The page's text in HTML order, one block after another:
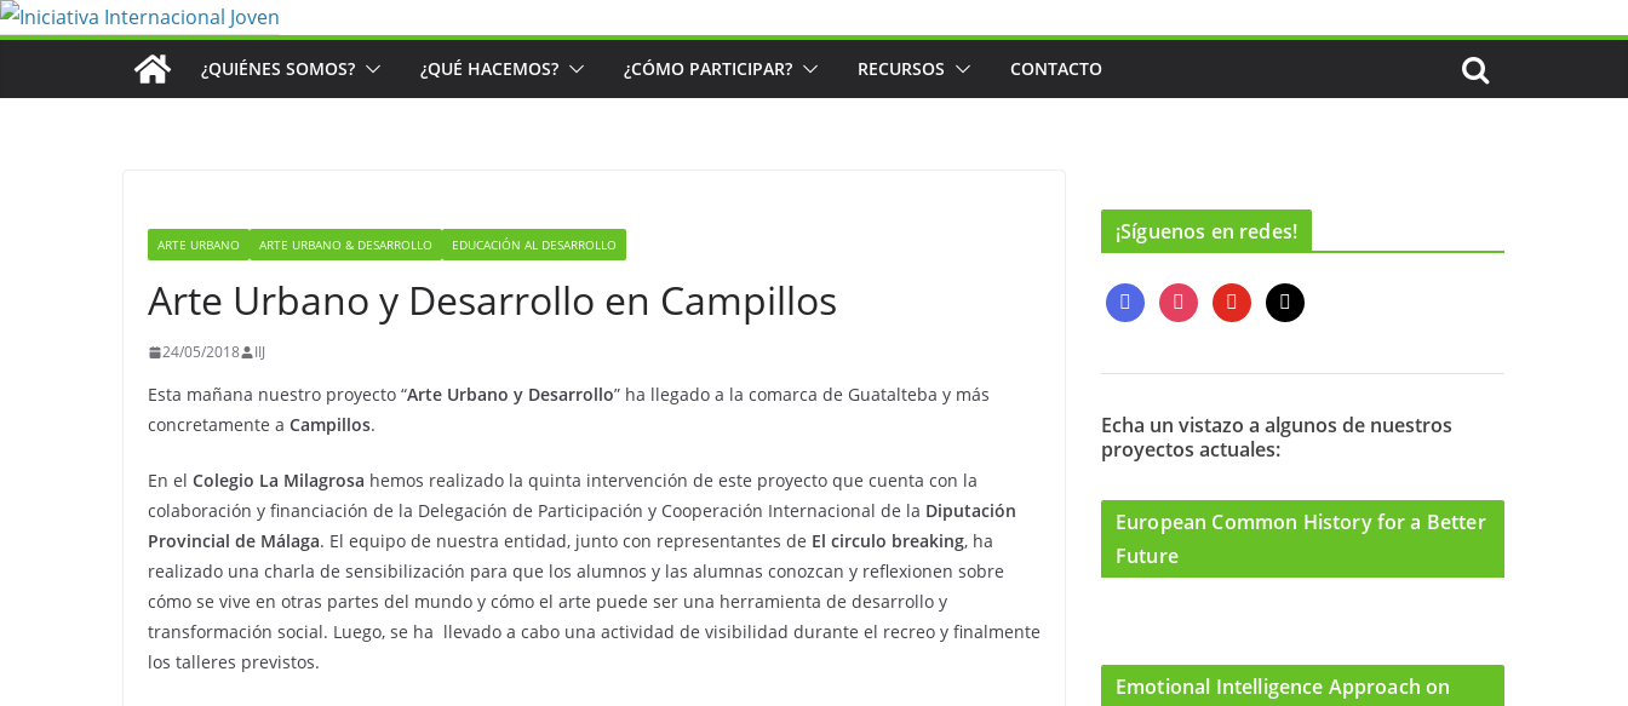
Saltar
¿QUIÉNES SOMOS? ¿QUÉ HACEMOS? ¿CÓMO PARTICIPAR? RECURSOS CONTACTO
ARTE URBANO ARTE URBANO & DESARROLLO EDUCACIÓN AL DESARROLLO
Arte Urbano y Desarrollo en Campillos
24/05/2018 IIJ
Esta mañana nuestro proyecto “Arte Urbano y Desarrollo” ha llegado a la comarca de Guatalteba y más
concretamente a Campillos.
En el Colegio La Milagrosa hemos realizado la quinta intervención de este proyecto que cuenta con la
colaboración y financiación de la Delegación de Participación y Cooperación Internacional de la Diputación
Provincial de Málaga. El equipo de nuestra entidad, junto con representantes de El circulo breaking, ha
realizado una charla de sensibilización para que los alumnos y las alumnas conozcan y reflexionen sobre
cómo se vive en otras partes del mundo y cómo el arte puede ser una herramienta de desarrollo y
transformación social. Luego, se ha llevado a cabo una actividad de visibilidad durante el recreo y finalmente
los talleres previstos.
¡Síguenos en redes!
f
a
e
o
o
i
n
t
g
r
m
y
o
t
b
e
m
a
l
Echa un vistazo a algunos de nuestros
proyectos actuales:
European Common History for a Better
Future
Emotional Intelligence Approach on